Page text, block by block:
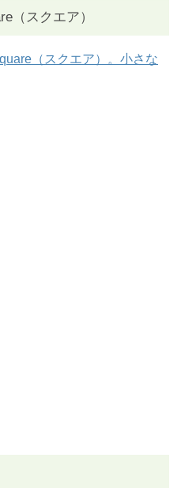
（スクエア）
（スクエア）。小さな